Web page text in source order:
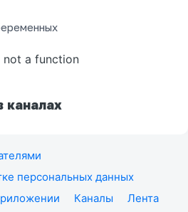
not a function
каналах
персональных данных
Каналы
Лента